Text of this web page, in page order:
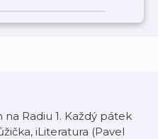
Radiu 1. Každý pátek
iLiteratura (Pavel